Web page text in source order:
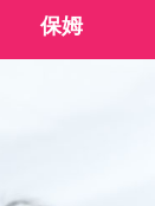
保姆